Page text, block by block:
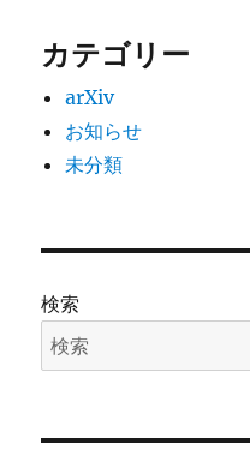
カテゴリー
arXiv
お知らせ
未分類
検索